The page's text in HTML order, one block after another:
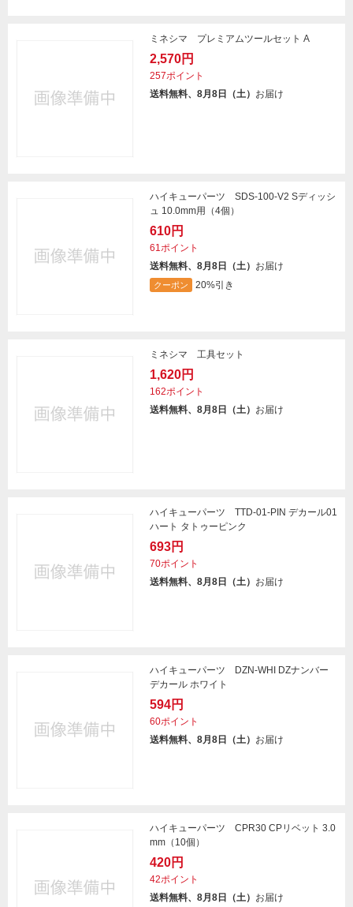
ミネシマ プレミアムツールセット A
2,570円
257ポイント
送料無料、8月8日（土） お届け
ハイキューパーツ SDS-100-V2 Sディッシ
ュ 10.0mm用（4個）
610円
61ポイント
送料無料、8月8日（土） お届け
クーポン 20%引き
ミネシマ 工具セット
1,620円
162ポイント
送料無料、8月8日（土） お届け
ハイキューパーツ TTD-01-PIN デカール01
ハート タトゥーピンク
693円
70ポイント
送料無料、8月8日（土） お届け
ハイキューパーツ DZN-WHI DZナンバー
デカール ホワイト
594円
60ポイント
送料無料、8月8日（土） お届け
ハイキューパーツ CPR30 CPリベット 3.0
mm（10個）
420円
42ポイント
送料無料、8月8日（土） お届け